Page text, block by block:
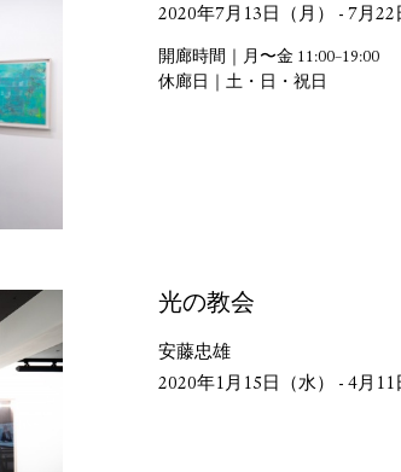
2020年7月13日（月） - 7月22
開廊時間｜月〜金 11:00–19:00
休廊日｜土・日・祝日
光の教会
安藤忠雄
2020年1月15日（水） - 4月11